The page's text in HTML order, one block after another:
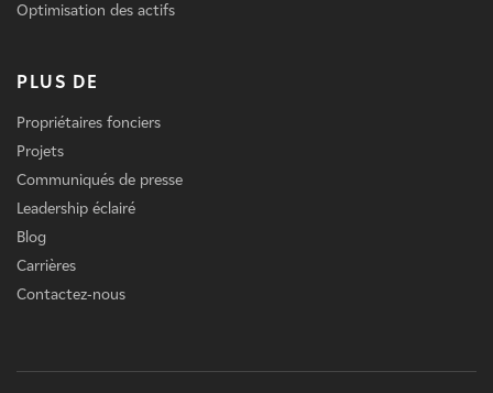
Optimisation des actifs
PLUS DE
Propriétaires fonciers
Projets
Communiqués de presse
Leadership éclairé
Blog
Carrières
Contactez-nous